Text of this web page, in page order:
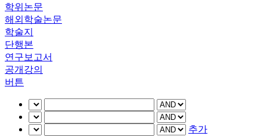
학위논문
해외학술논문
학술지
단행본
연구보고서
공개강의
버튼
추가